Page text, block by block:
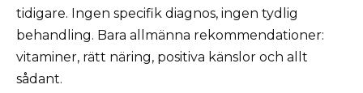
tidigare. Ingen specifik diagnos, ingen tydlig
behandling. Bara allmänna rekommendationer:
vitaminer, rätt näring, positiva känslor och allt
sådant.